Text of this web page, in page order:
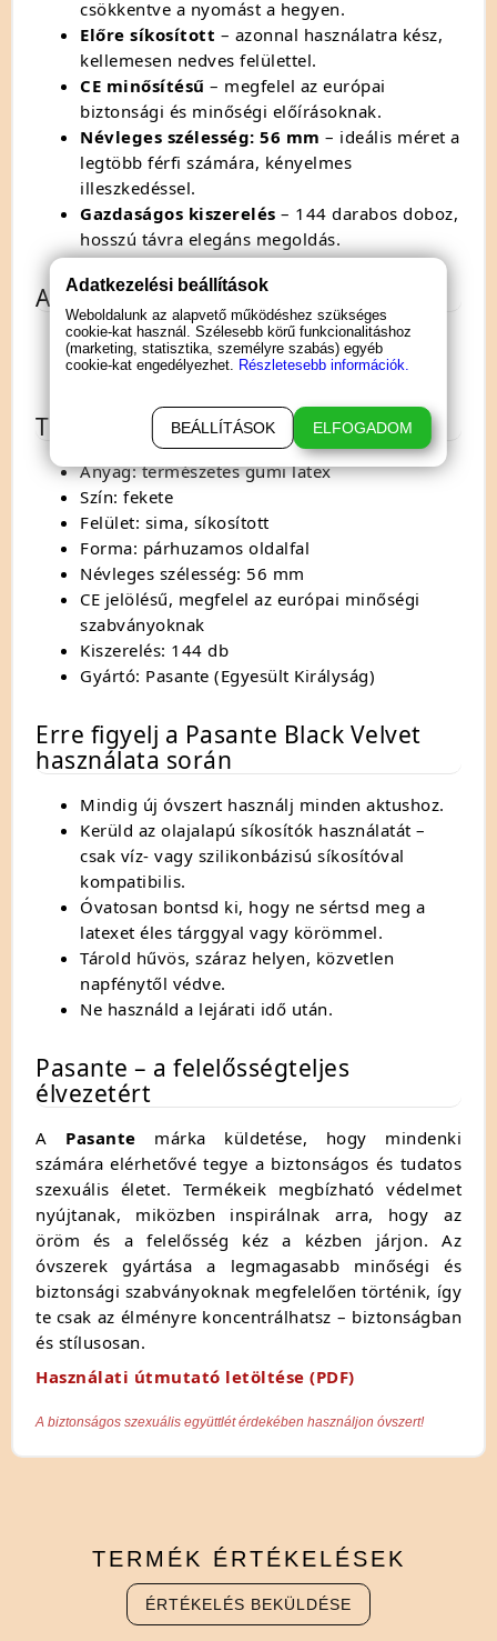
csökkentve a nyomást a hegyen.
Előre síkosított – azonnal használatra kész,
kellemesen nedves felülettel.
CE minősítésű – megfelel az európai
biztonsági és minőségi előírásoknak.
Névleges szélesség: 56 mm – ideális méret a
legtöbb férfi számára, kényelmes
illeszkedéssel.
Gazdaságos kiszerelés – 144 darabos doboz,
hosszú távra elegáns megoldás.
A csomag tartalma
144 db Pasante Black Velvet fekete latex
óvszer
Terméktulajdonságok
Anyag: természetes gumi latex
Szín: fekete
Felület: sima, síkosított
Forma: párhuzamos oldalfal
Névleges szélesség: 56 mm
CE jelölésű, megfelel az európai minőségi
szabványoknak
Kiszerelés: 144 db
Gyártó: Pasante (Egyesült Királyság)
Erre figyelj a Pasante Black Velvet
használata során
Mindig új óvszert használj minden aktushoz.
Kerüld az olajalapú síkosítók használatát –
csak víz- vagy szilikonbázisú síkosítóval
kompatibilis.
Óvatosan bontsd ki, hogy ne sértsd meg a
latexet éles tárggyal vagy körömmel.
Tárold hűvös, száraz helyen, közvetlen
napfénytől védve.
Ne használd a lejárati idő után.
Pasante – a felelősségteljes
élvezetért
A Pasante márka küldetése, hogy mindenki
számára elérhetővé tegye a biztonságos és tudatos
szexuális életet. Termékeik megbízható védelmet
nyújtanak, miközben inspirálnak arra, hogy az
öröm és a felelősség kéz a kézben járjon. Az
óvszerek gyártása a legmagasabb minőségi és
biztonsági szabványoknak megfelelően történik, így
te csak az élményre koncentrálhatsz – biztonságban
és stílusosan.
Használati útmutató letöltése (PDF)
A biztonságos szexuális együttlét érdekében használjon óvszert!
TERMÉK ÉRTÉKELÉSEK
ÉRTÉKELÉS BEKÜLDÉSE
Adatkezelési beállítások
Weboldalunk az alapvető működéshez szükséges
cookie-kat használ. Szélesebb körű funkcionalitáshoz
(marketing, statisztika, személyre szabás) egyéb
cookie-kat engedélyezhet. Részletesebb információk.
BEÁLLÍTÁSOK ELFOGADOM